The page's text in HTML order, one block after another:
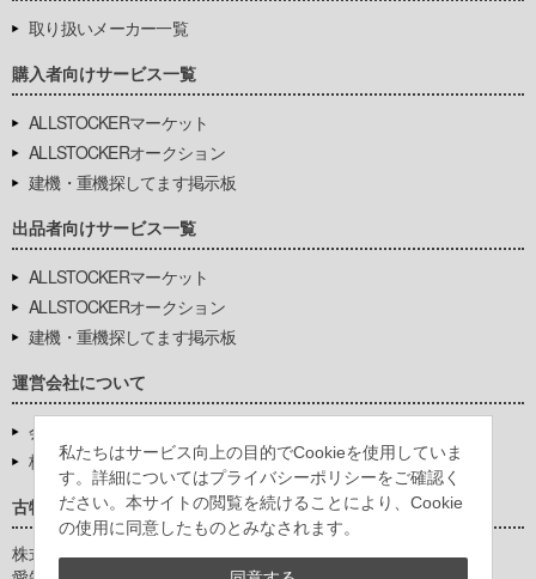
私たちはサービス向上の目的でCookieを使用していま
す。詳細についてはプライバシーポリシーをご確認く
ださい。本サイトの閲覧を続けることにより、Cookie
の使用に同意したものとみなされます。
取り扱いメーカー一覧
購入者向けサービス一覧
ALLSTOCKERマーケット
ALLSTOCKERオークション
建機・重機探してます掲示板
出品者向けサービス一覧
ALLSTOCKERマーケット
ALLSTOCKERオークション
建機・重機探してます掲示板
運営会社について
会社基本情報
株式会社豊環境開発
古物営業法に基づく表示
株式会社豊環境開発